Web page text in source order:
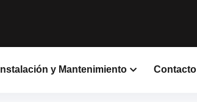
Instalación y Mantenimiento Contacto